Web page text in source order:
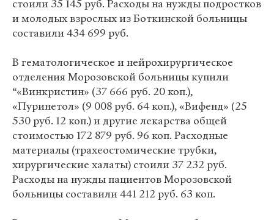
стоили 35 145 руб. Расходы на нужды подростков
и молодых взрослых из Боткинской больницы
составили 434 699 руб.
В гематологическое и нейрохирургическое
отделения Морозовской больницы купили
“«Винкристин» (37 666 руб. 20 коп.),
«Пуринетол» (9 008 руб. 64 коп.), «Вифенд» (25
530 руб. 12 коп.) и другие лекарства общей
стоимостью 172 879 руб. 96 коп. Расходные
материалы (трахеостомические трубки,
хирургические халаты) стоили 37 232 руб.
Расходы на нужды пациентов Морозовской
больницы составили 441 212 руб. 63 коп.